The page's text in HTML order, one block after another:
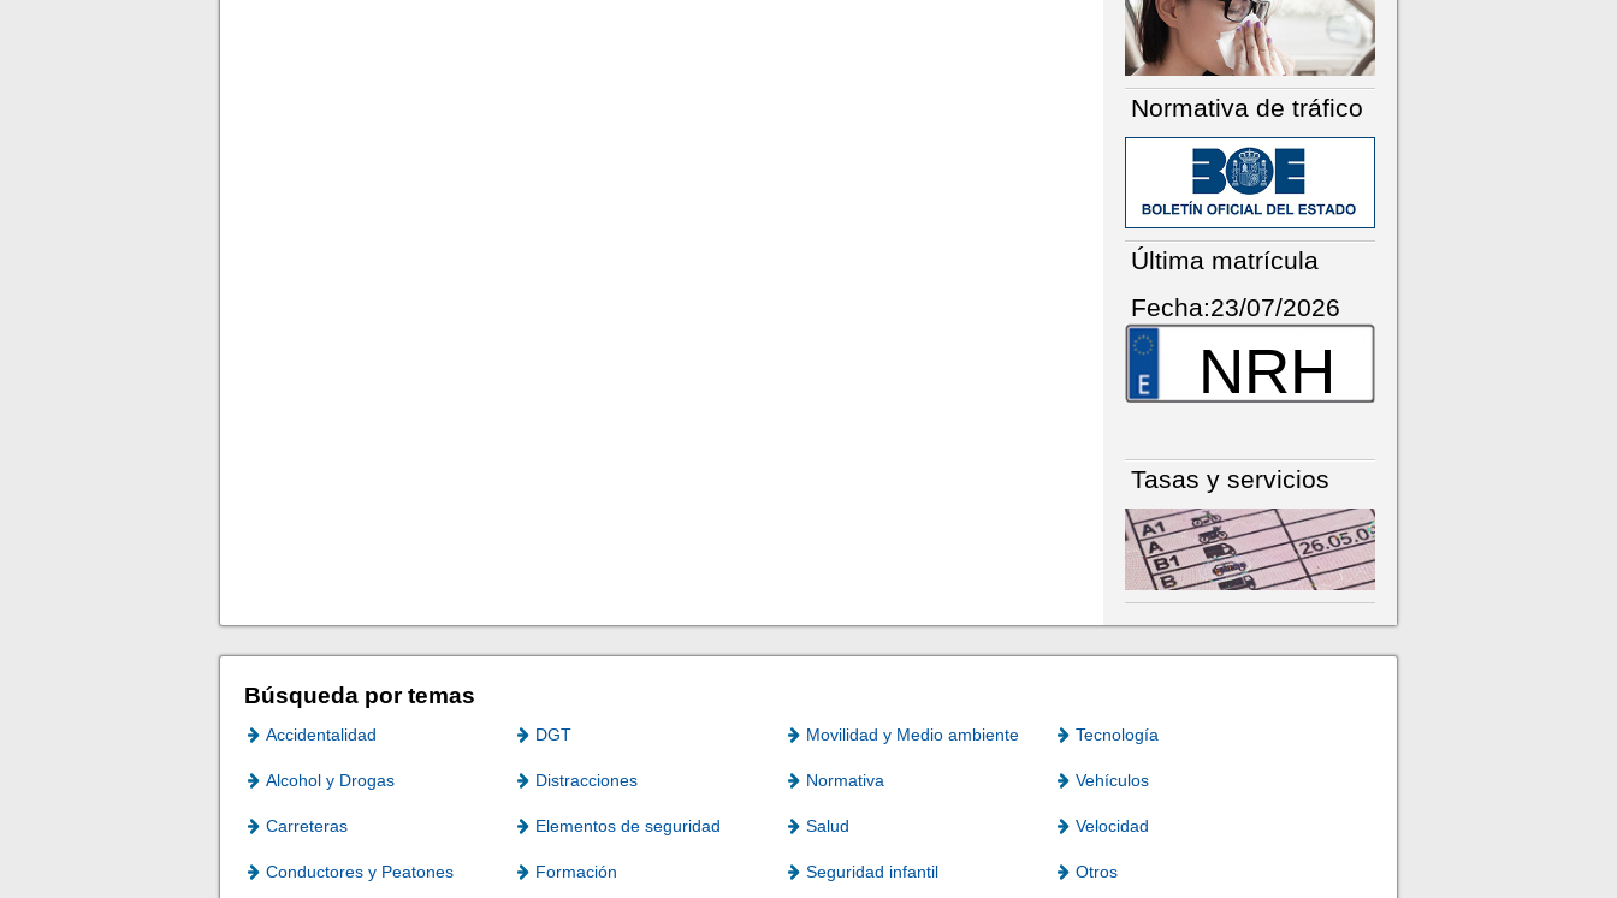
Normativa de tráfico
Última matrícula
Fecha:23/07/2026
NRH
Tasas y servicios
Búsqueda por temas
Accidentalidad DGT Movilidad y Medio ambiente Tecnología
Alcohol y Drogas Distracciones Normativa Vehículos
Carreteras Elementos de seguridad Salud Velocidad
Conductores y Peatones Formación Seguridad infantil Otros